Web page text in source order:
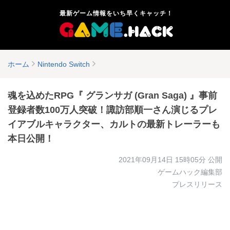
最新ゲーム情報をいち早くキャッチ！
ホーム Nintendo Switch
魂を込めたRPG『 グランサガ (Gran Saga) 』事前
登録者数100万人突破！諏訪部順一さん演じるプレ
イアブルキャラクター、カルトの最新トレーラーも
本日公開！
2021年09月14日 15時05分 公開
ゲームハック編集部
プレスリリース